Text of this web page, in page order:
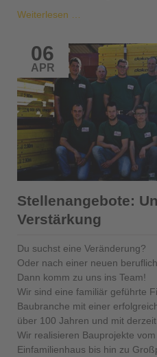
Weiterlesen …
Ausbildung
Schätzle-
Bau
06
APR
Stellenangebote:
Verstärkung
Du suchst eine Veränderung?
Oder nach einer neuen
Dann komm zu uns ins Team!
Wir sind eine familiär geführte
Baubranche mit einer
über 100 Jahren und mit
Wir realisieren Bauprojekte
Einfamilienhaus bis hin zu